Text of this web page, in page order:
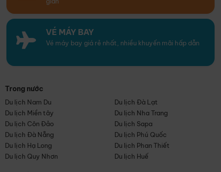
VÉ MÁY BAY
Vé máy bay giá rẻ nhất, nhiều khuyến mãi hấp dẫn
Trong nước
Du lịch Nam Du
Du lịch Đà Lạt
Du lịch Miền tây
Du lịch Nha Trang
Du lịch Côn Đảo
Du lịch Sapa
Du lịch Đà Nẵng
Du lịch Phú Quốc
Du lịch Hạ Long
Du lịch Phan Thiết
Du lịch Quy Nhơn
Du lịch Huế